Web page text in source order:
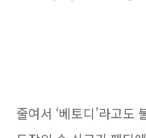
줄여서 ‘베토디’라고도